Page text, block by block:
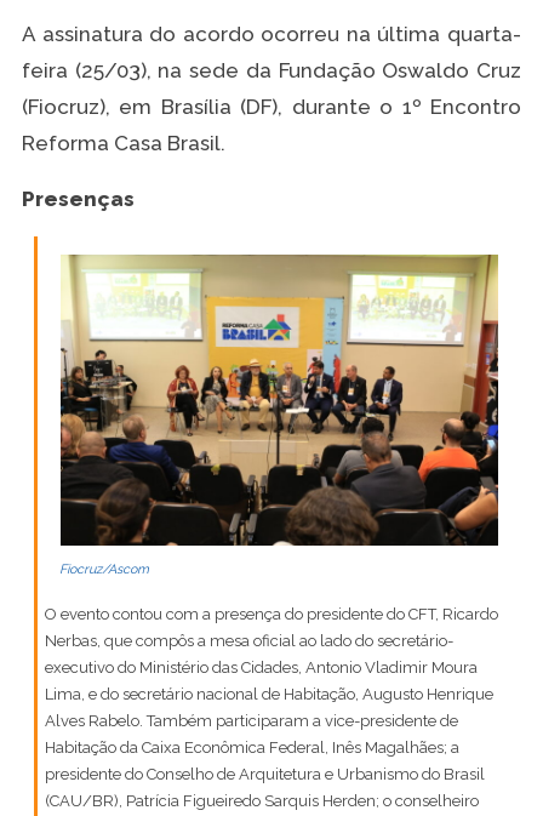
A assinatura do acordo ocorreu na última quarta-
feira (25/03), na sede da Fundação Oswaldo Cruz
(Fiocruz), em Brasília (DF), durante o 1º Encontro
Reforma Casa Brasil.
Presenças
Fiocruz/Ascom
O evento contou com a presença do presidente do CFT, Ricardo
Nerbas, que compôs a mesa oficial ao lado do secretário-
executivo do Ministério das Cidades, Antonio Vladimir Moura
Lima, e do secretário nacional de Habitação, Augusto Henrique
Alves Rabelo. Também participaram a vice-presidente de
Habitação da Caixa Econômica Federal, Inês Magalhães; a
presidente do Conselho de Arquitetura e Urbanismo do Brasil
(CAU/BR), Patrícia Figueiredo Sarquis Herden; o conselheiro